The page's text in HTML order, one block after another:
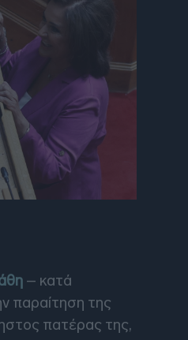
– κατά
παραίτηση της
πατέρας της,